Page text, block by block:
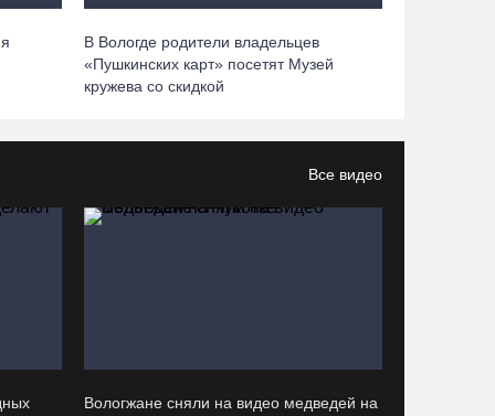
Вологодские «пчелки» усилились еще одним
игроком из российской Премьер-лиги
«Череповец» на предпоследнее место
В Вологде родители владельцев
«Пушкинских карт» посетят Музей
кружева со скидкой
Все видео
Вологжане сняли на видео медведей на